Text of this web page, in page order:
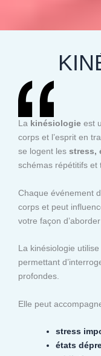
La kinésiologie est
corps et l’esprit en
se logent les stress,
schémas répétitifs et
Chaque événement
corps et peut
votre façon
La kinésiologie utilise
permettant
profondes.
Elle peut
stress
états